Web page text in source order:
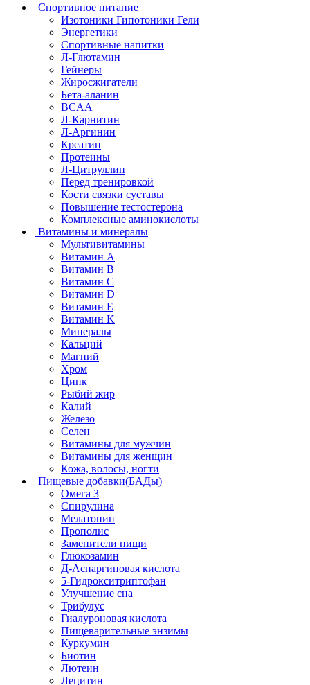
Спортивное питание
Изотоники Гипотоники Гели
Энергетики
Спортивные напитки
Л-Глютамин
Гейнеры
Жиросжигатели
Бета-аланин
BCAA
Л-Карнитин
Л-Аргинин
Креатин
Протеины
Л-Цитруллин
Перед тренировкой
Кости связки суставы
Повышение тестостерона
Комплексные аминокислоты
Витамины и минералы
Мультивитамины
Витамин A
Витамин B
Витамин C
Витамин D
Витамин E
Витамин K
Минералы
Кальций
Магний
Хром
Цинк
Рыбий жир
Калий
Железо
Селен
Витамины для мужчин
Витамины для женщин
Кожа, волосы, ногти
Пищевые добавки(БАДы)
Омега 3
Спирулина
Мелатонин
Прополис
Заменители пищи
Глюкозамин
Д-Аспаргиновая кислота
5-Гидрокситриптофан
Улучшение сна
Трибулус
Гиалуроновая кислота
Пищеварительные энзимы
Куркумин
Биотин
Лютеин
Лецитин